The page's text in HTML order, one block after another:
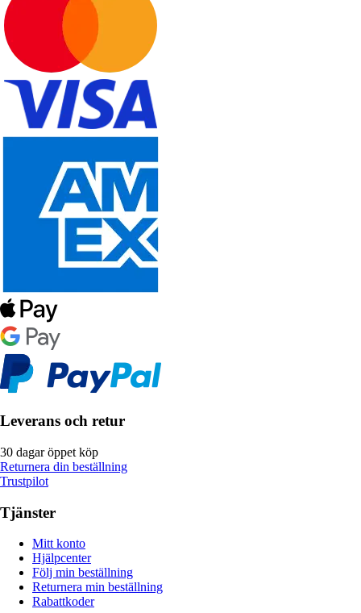
Leverans och retur
30 dagar öppet köp
Returnera din beställning
Trustpilot
Tjänster
Mitt konto
Hjälpcenter
Följ min beställning
Returnera min beställning
Rabattkoder